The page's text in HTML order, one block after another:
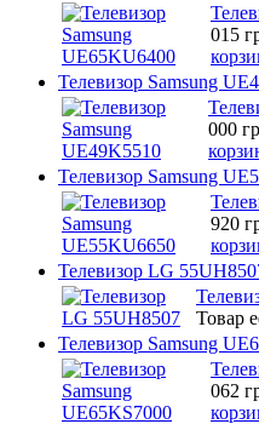
015
Телевизор Samsung
000
Телевизор Samsung
920
Телевизор LG
Товар
Телевизор Samsung
062